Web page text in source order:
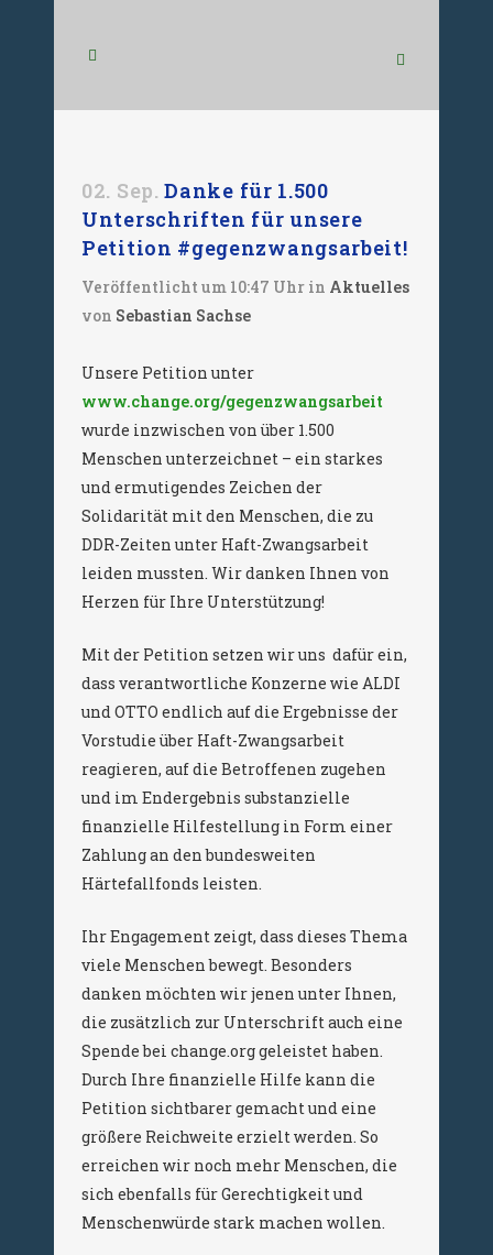
02. Sep. Danke für 1.500
Unterschriften für unsere
Petition #gegenzwangsarbeit!
Veröffentlicht um 10:47 Uhr in Aktuelles
von Sebastian Sachse
Unsere Petition unter
www.change.org/gegenzwangsarbeit
wurde inzwischen von über 1.500
Menschen unterzeichnet – ein starkes
und ermutigendes Zeichen der
Solidarität mit den Menschen, die zu
DDR-Zeiten unter Haft-Zwangsarbeit
leiden mussten. Wir danken Ihnen von
Herzen für Ihre Unterstützung!
Mit der Petition setzen wir uns dafür ein,
dass verantwortliche Konzerne wie ALDI
und OTTO endlich auf die Ergebnisse der
Vorstudie über Haft-Zwangsarbeit
reagieren, auf die Betroffenen zugehen
und im Endergebnis substanzielle
finanzielle Hilfestellung in Form einer
Zahlung an den bundesweiten
Härtefallfonds leisten.
Ihr Engagement zeigt, dass dieses Thema
viele Menschen bewegt. Besonders
danken möchten wir jenen unter Ihnen,
die zusätzlich zur Unterschrift auch eine
Spende bei change.org geleistet haben.
Durch Ihre finanzielle Hilfe kann die
Petition sichtbarer gemacht und eine
größere Reichweite erzielt werden. So
erreichen wir noch mehr Menschen, die
sich ebenfalls für Gerechtigkeit und
Menschenwürde stark machen wollen.